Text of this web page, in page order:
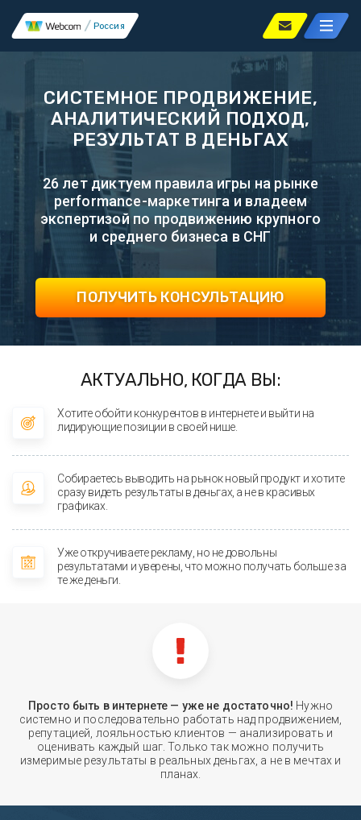
Россия
СИСТЕМНОЕ ПРОДВИЖЕНИЕ,
АНАЛИТИЧЕСКИЙ ПОДХОД,
РЕЗУЛЬТАТ В ДЕНЬГАХ
26 лет диктуем правила игры на рынке
performance-маркетинга и владеем
экспертизой по продвижению крупного
и среднего бизнеса в СНГ
ПОЛУЧИТЬ КОНСУЛЬТАЦИЮ
АКТУАЛЬНО, КОГДА ВЫ:
Хотите обойти конкурентов в интернете и выйти на
лидирующие позиции в своей нише.
Собираетесь выводить на рынок новый продукт и хотите
сразу видеть результаты в деньгах, а не в красивых
графиках.
Уже откручиваете рекламу, но не довольны
результатами и уверены, что можно получать больше за
те же деньги.
Просто быть в интернете — уже не достаточно! Нужно
системно и последовательно работать над продвижением,
репутацией, лояльностью клиентов — анализировать и
оценивать каждый шаг. Только так можно получить
измеримые результаты в реальных деньгах, а не в мечтах и
планах.